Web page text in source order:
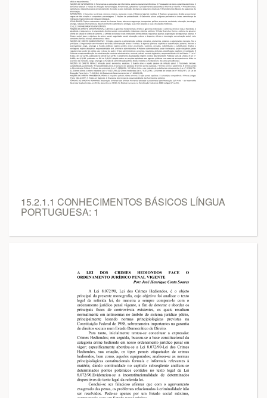
15.2.1.1 CONHECIMENTOS BÁSICOS LÍNGUA
PORTUGUESA: 1